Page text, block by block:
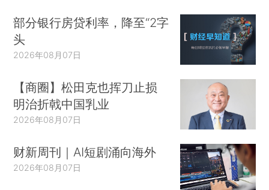
部分银行房贷利率，降至“2字
头
2026年08月07日
【商圈】松田克也挥刀止损
明治折戟中国乳业
2026年08月07日
财新周刊｜AI短剧涌向海外
2026年08月07日